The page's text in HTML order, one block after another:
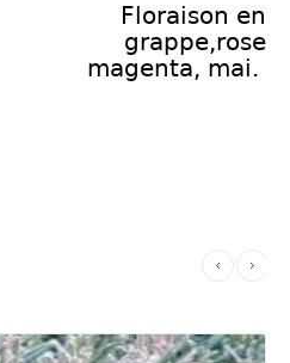
Floraison en
grappe,rose
magenta, mai.